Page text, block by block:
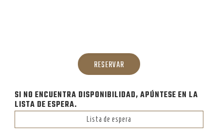
SI NO ENCUENTRA DISPONIBILIDAD, APÚNTESE EN LA
LISTA DE ESPERA.